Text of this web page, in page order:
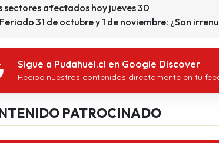
sectores afectados hoy jueves 30
Feriado 31 de octubre y 1 de noviembre: ¿Son
Sigue a Pudahuel.cl en Google Discover
Recibe nuestros contenidos directamente en tu
PATROCINADO